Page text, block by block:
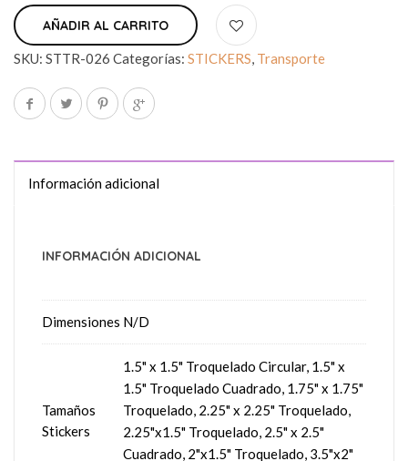
AÑADIR AL CARRITO
SKU: STTR-026 Categorías: STICKERS, Transporte
Información adicional
INFORMACIÓN ADICIONAL
Dimensiones N/D
Tamaños
Stickers
1.5" x 1.5" Troquelado Circular, 1.5" x
1.5" Troquelado Cuadrado, 1.75" x 1.75"
Troquelado, 2.25" x 2.25" Troquelado,
2.25"x1.5" Troquelado, 2.5" x 2.5"
Cuadrado, 2"x1.5" Troquelado, 3.5"x2"